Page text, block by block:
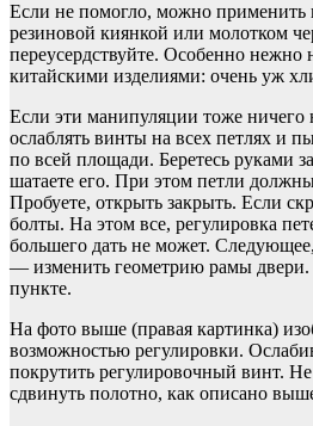
Если не помогло, можно применить
резиновой киянкой или молотком
переусердствуйте. Особенно нежно
китайскими изделиями: очень уж
Если эти манипуляции тоже ничего
ослаблять винты на всех петлях и
по всей площади. Беретесь руками
шатаете его. При этом петли должны
Пробуете, открыть закрыть. Если
болты. На этом все, регулировка
большего дать не может.
— изменить геометрию рамы
пункте.
На фото выше (правая картинка)
возможностью регулировки.
покрутить регулировочный винт.
сдвинуть полотно, как описано